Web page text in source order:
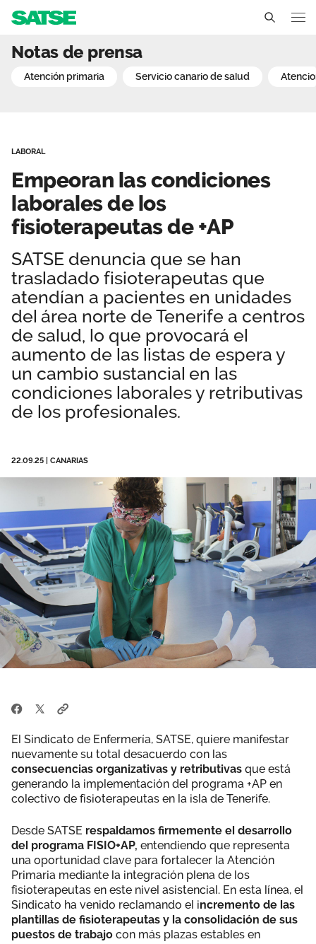
Delegados Sindicales
Estructura organizativa
Transparencia
Secciones sindicales
Servicios
Ventajas
Actualidad
Sala de prensa
Noticias
Espacio profesional
Empleo
Documentos
Publicaciones
Canarias
Contáctanos
Área privada
Únete
Empeoran las
Notas de prensa
atención primaria servicio canario de salud
LABORAL
Empeoran las condiciones
laborales de los
fisioterapeutas de +AP
SATSE denuncia que se han
trasladado fisioterapeutas que
atendían a pacientes en unidades
del área norte de Tenerife a centros
de salud, lo que provocará el
aumento de las listas de espera y
un cambio sustancial en las
condiciones laborales y retributivas
de los profesionales.
22.09.25 CANARIAS
El Sindicato de Enfermería, SATSE, quiere manifestar
nuevamente su total desacuerdo con las
consecuencias organizativas y retributivas que está
generando la implementación del programa +AP en
colectivo de fisioterapeutas en la isla de Tenerife.
Desde SATSE respaldamos firmemente el desarrollo
del programa FISIO+AP, entendiendo que representa
una oportunidad clave para fortalecer la Atención
Primaria mediante la integración plena de los
fisioterapeutas en este nivel asistencial. En esta línea, el
Sindicato ha venido reclamando el incremento de las
plantillas de fisioterapeutas y la consolidación de sus
puestos de trabajo con más plazas estables en